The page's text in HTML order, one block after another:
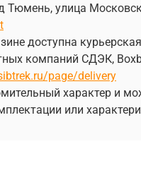
Тюмень, улица
доступна
компаний СДЭК,
page/delivery
характер и
или